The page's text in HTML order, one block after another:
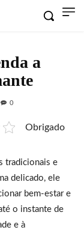
a
0
Obrigado
tradicionais e
delicado, ele
bem-estar e
o instante de
e à